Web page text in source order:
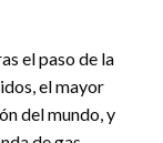
el paso de la
el mayor
del mundo, y